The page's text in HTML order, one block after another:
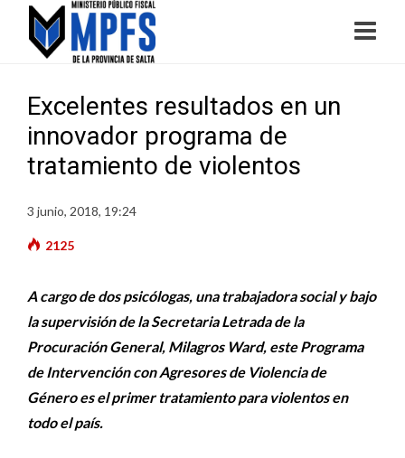
Excelentes resultados en un
innovador programa de
tratamiento de violentos
3 junio, 2018, 19:24
2125
A cargo de dos psicólogas, una trabajadora social y bajo
la supervisión de la Secretaria Letrada de la
Procuración General, Milagros Ward, este Programa
de Intervención con Agresores de Violencia de
Género es el primer tratamiento para violentos en
todo el país.